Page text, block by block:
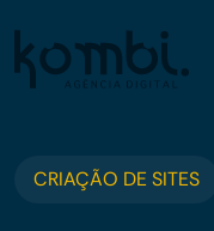
CRIAÇÃO DE SITES